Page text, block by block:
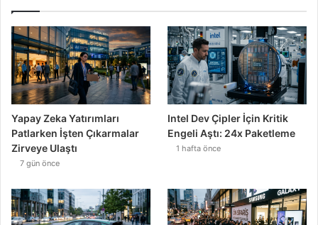
Yapay Zeka Yatırımları
Patlarken İşten Çıkarmalar
Zirveye Ulaştı
7 gün önce
Intel Dev Çipler İçin Kritik
Engeli Aştı: 24x Paketleme
1 hafta önce